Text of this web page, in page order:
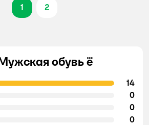
1 2
обувь ё
14
0
0
0